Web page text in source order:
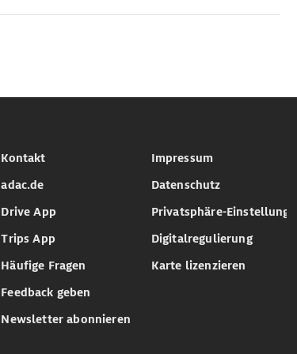
Kontakt
adac.de
Drive App
Trips App
Häufige Fragen
Feedback geben
Newsletter abonnieren
Impressum
Datenschutz
Privatsphäre-Einstellungen
Digitalregulierung
Karte lizenzieren